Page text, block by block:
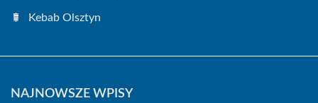
Kebab Olsztyn
NAJNOWSZE WPISY